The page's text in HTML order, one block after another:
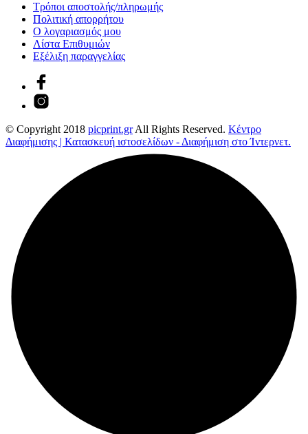
Τρόποι αποστολής/πληρωμής
Πολιτική απορρήτου
Ο λογαριασμός μου
Λίστα Επιθυμιών
Εξέλιξη παραγγελίας
© Copyright 2018 picprint.grAll Rights Reserved. Κέντρο
Διαφήμισης | Κατασκευή ιστοσελίδων - Διαφήμιση στο Ίντερνετ.